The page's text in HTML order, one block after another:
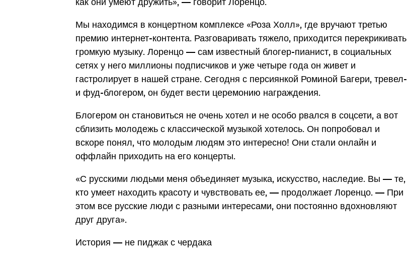
как они умеют дружить», — говорит Лоренцо.
Мы находимся в концертном комплексе «Роза Холл», где вручают третью
премию интернет-контента. Разговаривать тяжело, приходится перекрикивать
громкую музыку. Лоренцо — сам известный блогер-пианист, в социальных
сетях у него миллионы подписчиков и уже четыре года он живет и
гастролирует в нашей стране. Сегодня с персиянкой Роминой Багери, тревел-
и фуд-блогером, он будет вести церемонию награждения.
Блогером он становиться не очень хотел и не особо рвался в соцсети, а вот
сблизить молодежь с классической музыкой хотелось. Он попробовал и
вскоре понял, что молодым людям это интересно! Они стали онлайн и
оффлайн приходить на его концерты.
«С русскими людьми меня объединяет музыка, искусство, наследие. Вы — те,
кто умеет находить красоту и чувствовать ее, — продолжает Лоренцо. — При
этом все русские люди с разными интересами, они постоянно вдохновляют
друг друга».
История — не пиджак с чердака